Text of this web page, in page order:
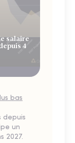
salaire
4
bas
depuis
un
2027.